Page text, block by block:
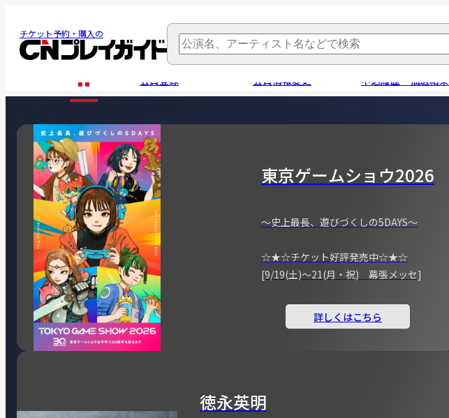
チケット予約・購入の
会員登録 会員情報変更 申込履歴・抽選結果
東京ゲームショウ2026
～史上最長、遊びづくしの5DAYS～
☆★☆チケット好評発売中☆★☆
[9/19(土)～21(月・祝) 幕張メッセ]
詳しくはこちら
徳永英明